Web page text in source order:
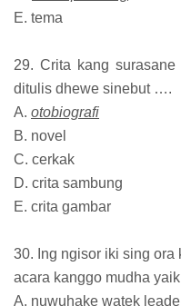
E. tema
29. Crita kang
ditulis dhewe sinebut ….
A. otobiografi
B. novel
C. cerkak
D. crita sambung
E. crita gambar
30. Ing ngisor iki sing ora
acara kanggo mudha
A. nuwuhake watek